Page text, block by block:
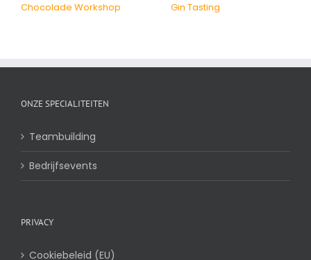
Chocolade Workshop Gin Tasting
ONZE SPECIALITEITEN
Teambuilding
Bedrijfsevents
PRIVACY
Cookiebeleid (EU)